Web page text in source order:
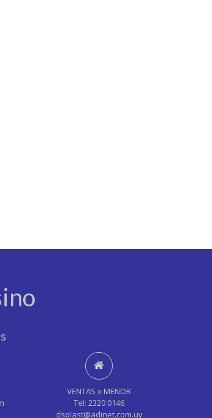
VENTAS x MENOR
Tel: 2320 0146
dsplast@adinet.com.uy